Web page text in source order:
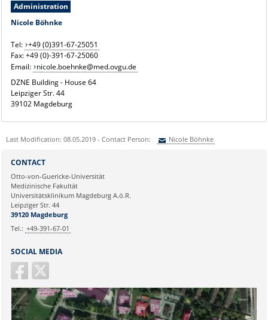
Administration
Nicole Böhnke
Tel: +49 (0)391-67-25051
Fax: +49 (0)-391-67-25060
Email: nicole.boehnke@med.ovgu.de
DZNE Building - House 64
Leipziger Str. 44
39102 Magdeburg
Last Modification: 08.05.2019 - Contact Person: Nicole Böhnke
Ihre E-Mailadresse:
Ihr Anliegen:
SOCIAL MEDIA
CONTACT
Otto-von-Guericke-Universität
Medizinische Fakultät
Universitätsklinikum Magdeburg A.ö.R.
Leipziger Str. 44
39120 Magdeburg
Tel.: +49-391-67-01